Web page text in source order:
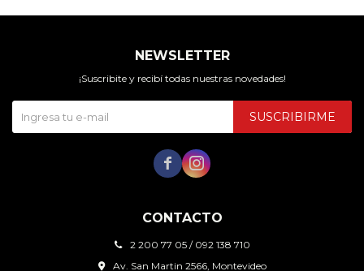
CONTACTO
2 200 77 05 / 092 138 710
Av. San Martin 2566, Montevideo
NEWSLETTER
¡Suscribite y recibí todas nuestras novedades!
SUSCRIBIRME
 